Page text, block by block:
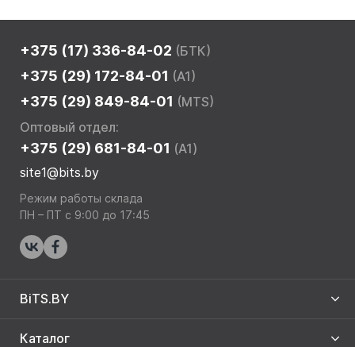
+375 (17) 336-84-02 (БТК)
+375 (29) 172-84-01 (A1)
+375 (29) 849-84-01 (MTS)
Оптовый отдел:
+375 (29) 681-84-01 (A1)
site1@bits.by
Режим работы склада
ПН – ПТ с 9:00 до 17:45
BiTS.BY
Каталог